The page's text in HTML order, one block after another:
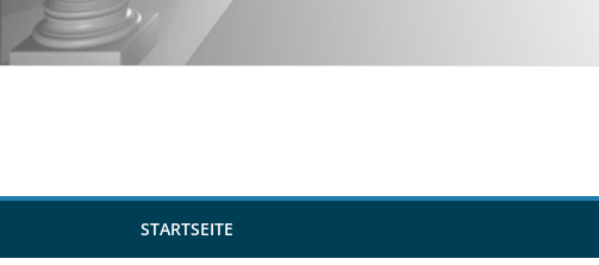
STARTSEITE